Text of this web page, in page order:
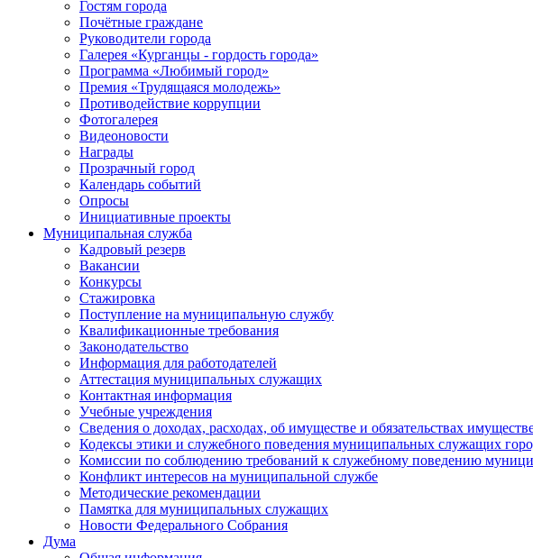
Гостям города
Почётные граждане
Руководители города
Галерея «Курганцы - гордость города»
Программа «Любимый город»
Премия «Трудящаяся молодежь»
Противодействие коррупции
Фотогалерея
Видеоновости
Награды
Прозрачный город
Календарь событий
Опросы
Инициативные проекты
Муниципальная служба
Кадровый резерв
Вакансии
Конкурсы
Стажировка
Поступление на муниципальную службу
Квалификационные требования
Законодательство
Информация для работодателей
Аттестация муниципальных служащих
Контактная информация
Учебные учреждения
Сведения о доходах, расходах, об имуществе и обязательствах
Кодексы этики и служебного поведения муниципальных служащих
Комиссии по соблюдению требований к служебному поведению
Конфликт интересов на муниципальной службе
Методические рекомендации
Памятка для муниципальных служащих
Новости Федерального Cобрания
Дума